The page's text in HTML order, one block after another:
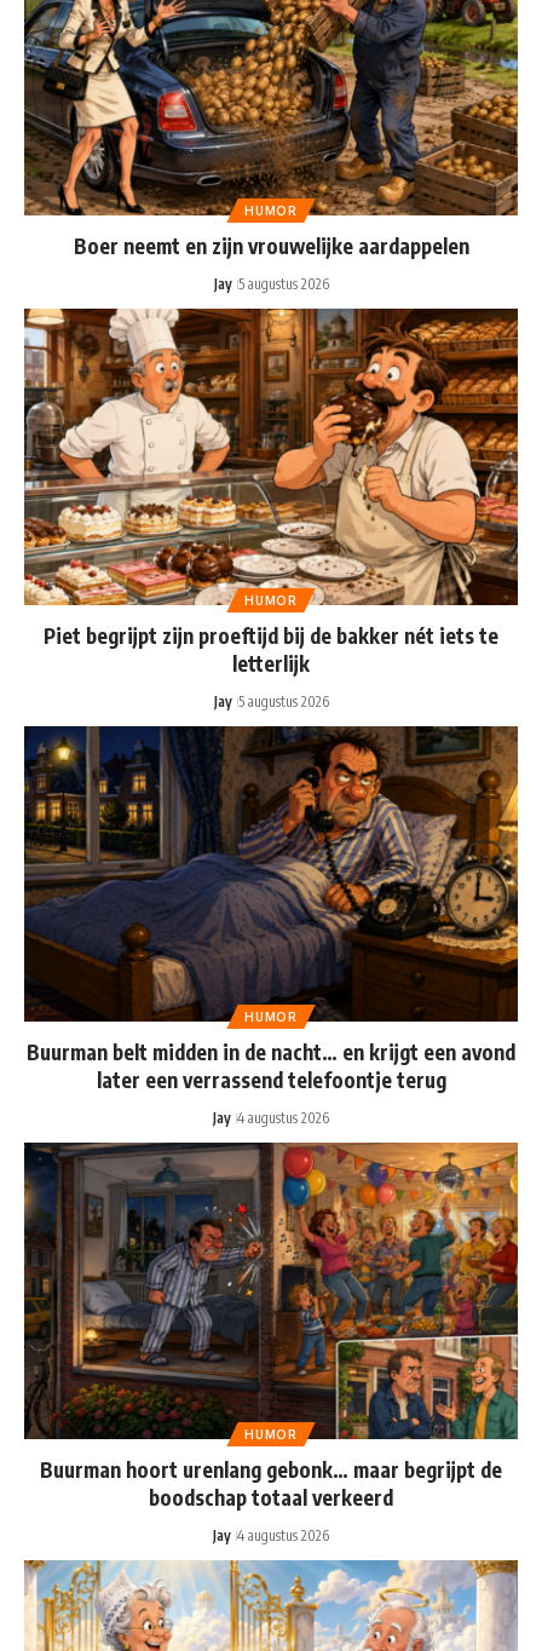
HUMOR
Boer neemt en zijn vrouwelijke aardappelen
Jay 5 augustus 2026
HUMOR
Piet begrijpt zijn proeftijd bij de bakker nét iets te
letterlijk
Jay 5 augustus 2026
HUMOR
Buurman belt midden in de nacht… en krijgt een avond
later een verrassend telefoontje terug
Jay 4 augustus 2026
HUMOR
Buurman hoort urenlang gebonk… maar begrijpt de
boodschap totaal verkeerd
Jay 4 augustus 2026